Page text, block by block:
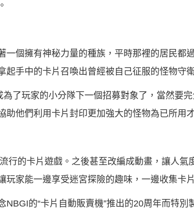
一個擁有神秘力量的種族，平時那裡的居民都
起手中的卡片召喚出曾經被自己征服的怪物守
為了玩家的小分隊下一個招募對象了，當然要
助他們利用卡片封印更加強大的怪物為已所用
行的卡片遊戲。之後甚至改編成動畫，讓人
玩家能一邊享受迷宮探險的趣味，一邊收集卡
NBGI的“卡片自動販賣機”推出的20周年而特